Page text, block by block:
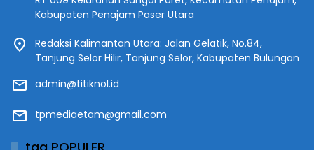
Kabupaten Penajam Paser Utara
Redaksi Kalimantan Utara: Jalan Gelatik, No.84,
Tanjung Selor Hilir, Tanjung Selor, Kabupaten Bulungan
admin@titiknol.id
tpmediaetam@gmail.com